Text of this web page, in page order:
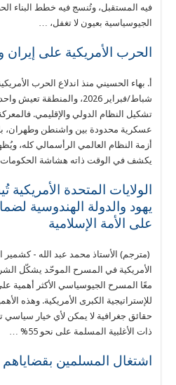
فيه المستقبل، وتُنسج فيه خطط البناء
الجيوسياسية بعيون لا تغفل، …
الحرب الأمريكية على إيران
أ. بهاء الحسيني منذ اندلاع الحرب
شباط/فبراير 2026،
تشكيل النظام الدولي والإقليمي.
عسكرية محدودة بين واشنطن
أزمة النظام العالمي الرأسمالي كله،
يكشف في الوقت ذاته هشاشة
الولايات المتحدة الأمريكية
يهود والدولة الهندوسية
على الأمة الإسلامية
(مترجم) الأستاذ محمد عبد الله - كشمير
الأمريكية في المسرح الموحّد يشكّل
معًا المسرح الجيوسياسي الأكثر أهمية
للإستراتيجية الكبرى الأمريكية. وهذه
حقائق جغرافية لا يمكن لأي خيار سياسي
ذات الأغلبية المسلمة على نحو 55% …
اشتغال المسلمين